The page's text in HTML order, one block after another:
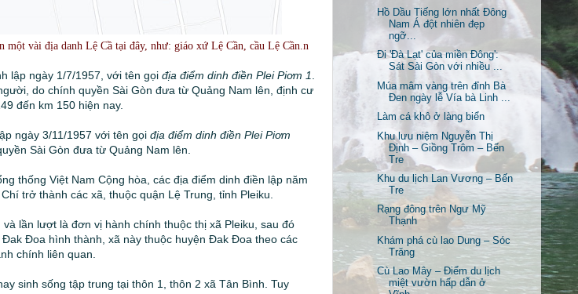
một vài địa danh Lệ Cầ tại đây, như: giáo xứ Lệ Cần, cầu Lệ Cần.n
lập ngày 1/7/1957, với tên gọi địa điểm dinh điền Plei Piơm 1
do chính quyền Sài Gòn đưa từ Quảng Nam lên, định cư
đến km 150 hiện nay.
ngày 3/11/1957 với tên gọi địa điểm dinh điền Plei Piơm
Sài Gòn đưa từ Quảng Nam lên.
thống Việt Nam Cộng hòa, các địa điểm dinh điền lập năm
trở thành các xã, thuộc quận Lệ Trung, tỉnh Pleiku.
lần lượt là đơn vị hành chính thuộc thị xã Pleiku, sau đó
Đoa hình thành, xã này thuộc huyện Đak Đoa theo các
chính liên quan.
sinh sống tập trung tại thôn 1, thôn 2 xã Tân Bình. Tuy
Hồ Dầu Tiếng lớn nhất Đông
Nam Á đột nhiên đẹp
ngỡ...
Đi 'Đà Lạt' của miền Đông':
Sát Sài Gòn với nhiều ...
Múa mâm vàng trên đỉnh Bà
Đen ngày lễ Vía bà Linh ...
Làm cá khô ở làng biển
Khu lưu niệm Nguyễn Thị
Định – Giồng Trôm – Bến
Tre
Khu du lịch Lan Vương – Bến
Tre
Rạng đông trên Ngư Mỹ
Thạnh
Khám phá cù lao Dung – Sóc
Trăng
Cù Lao Mây – Điểm du lịch
miệt vườn hấp dẫn ở